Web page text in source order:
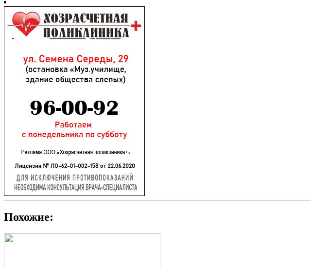
Похожие: